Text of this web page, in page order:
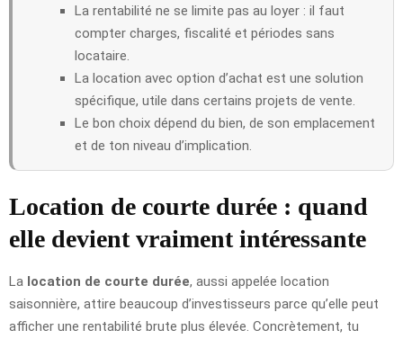
La rentabilité ne se limite pas au loyer : il faut
compter charges, fiscalité et périodes sans
locataire.
La location avec option d’achat est une solution
spécifique, utile dans certains projets de vente.
Le bon choix dépend du bien, de son emplacement
et de ton niveau d’implication.
Location de courte durée : quand
elle devient vraiment intéressante
La location de courte durée, aussi appelée location
saisonnière, attire beaucoup d’investisseurs parce qu’elle peut
afficher une rentabilité brute plus élevée. Concrètement, tu